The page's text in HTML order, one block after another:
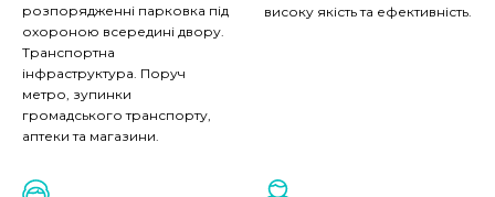
розпорядженні парковка під
охороною всередині двору.
Транспортна
інфраструктура. Поруч
метро, зупинки
громадського транспорту,
аптеки та магазини.
високу якість та ефективність.